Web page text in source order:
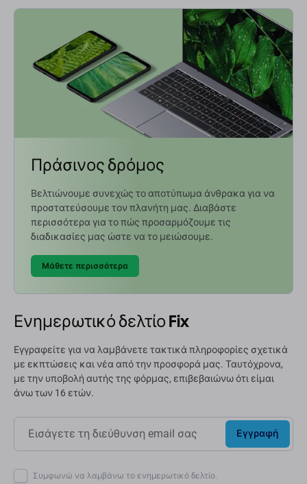
Πράσινος δρόμος
Βελτιώνουμε συνεχώς το αποτύπωμα άνθρακα για να
προστατεύσουμε τον πλανήτη μας. Διαβάστε
περισσότερα για το πώς προσαρμόζουμε τις
διαδικασίες μας ώστε να το μειώσουμε.
Μάθετε περισσότερα
Ενημερωτικό δελτίο Fix
Εγγραφείτε για να λαμβάνετε τακτικά πληροφορίες σχετικά
με εκπτώσεις και νέα από την προσφορά μας. Ταυτόχρονα,
με την υποβολή αυτής της φόρμας, επιβεβαιώνω ότι είμαι
άνω των 16 ετών.
Εγγραφή
Συμφωνώ να λαμβάνω το ενημερωτικό δελτίο.